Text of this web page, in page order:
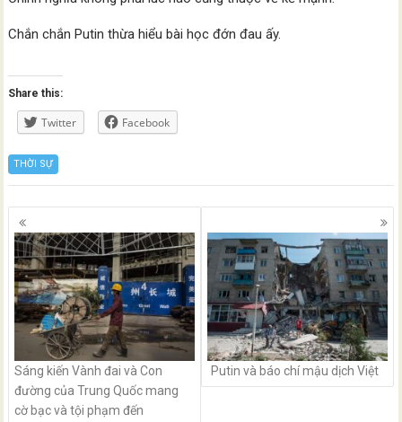
Chắn chắn Putin thừa hiểu bài học đớn đau ấy.
Share this:
Twitter Facebook
THỜI SỰ
Posts
navigation
Sáng kiến Vành đai và Con
đường của Trung Quốc mang
cờ bạc và tội phạm đến
Putin và báo chí mậu dịch Việt